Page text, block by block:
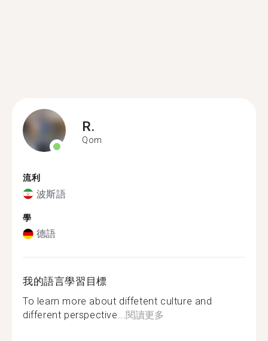
R.
Qom
流利
波斯語
學
德語
我的語言學習目標
To learn more about diffetent culture and
different perspective...閱讀更多